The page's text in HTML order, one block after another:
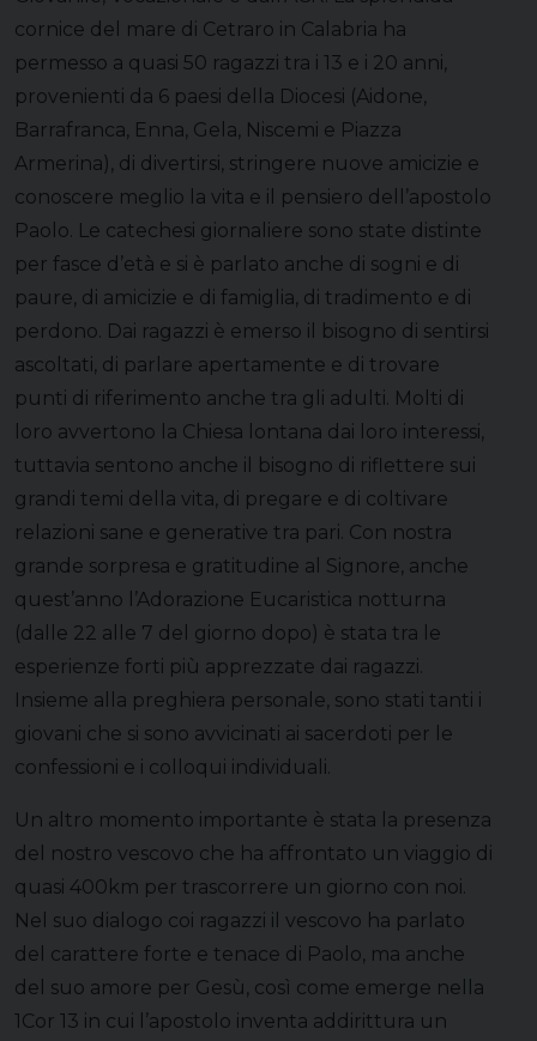
cornice del mare di Cetraro in Calabria ha
permesso a quasi 50 ragazzi tra i 13 e i 20 anni,
provenienti da 6 paesi della Diocesi (Aidone,
Barrafranca, Enna, Gela, Niscemi e Piazza
Armerina), di divertirsi, stringere nuove amicizie e
conoscere meglio la vita e il pensiero dell’apostolo
Paolo. Le catechesi giornaliere sono state distinte
per fasce d’età e si è parlato anche di sogni e di
paure, di amicizie e di famiglia, di tradimento e di
perdono. Dai ragazzi è emerso il bisogno di sentirsi
ascoltati, di parlare apertamente e di trovare
punti di riferimento anche tra gli adulti. Molti di
loro avvertono la Chiesa lontana dai loro interessi,
tuttavia sentono anche il bisogno di riflettere sui
grandi temi della vita, di pregare e di coltivare
relazioni sane e generative tra pari. Con nostra
grande sorpresa e gratitudine al Signore, anche
quest’anno l’Adorazione Eucaristica notturna
(dalle 22 alle 7 del giorno dopo) è stata tra le
esperienze forti più apprezzate dai ragazzi.
Insieme alla preghiera personale, sono stati tanti i
giovani che si sono avvicinati ai sacerdoti per le
confessioni e i colloqui individuali.
Un altro momento importante è stata la presenza
del nostro vescovo che ha affrontato un viaggio di
quasi 400km per trascorrere un giorno con noi.
Nel suo dialogo coi ragazzi il vescovo ha parlato
del carattere forte e tenace di Paolo, ma anche
del suo amore per Gesù, così come emerge nella
1Cor 13 in cui l’apostolo inventa addirittura un